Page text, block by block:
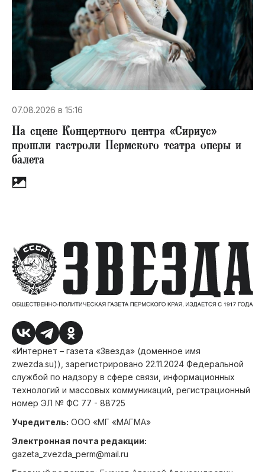
07.08.2026 в 15:16
На сцене Концертного центра «Сириус»
прошли гастроли Пермского театра оперы и
балета
«Интернет – газета «Звезда» (доменное имя
zwezda.su)), зарегистрировано 22.11.2024 Федеральной
службой по надзору в сфере связи, информационных
технологий и массовых коммуникаций, регистрационный
номер ЭЛ № ФС 77 - 88725
Учредитель: ООО «МГ «МАГМА»
Электронная почта редакции:
gazeta_zvezda_perm@mail.ru